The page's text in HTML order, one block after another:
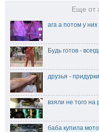
Еще от
ага а потом у них
Будь готов -
друзья - придурки
взяли не того на
баба купила